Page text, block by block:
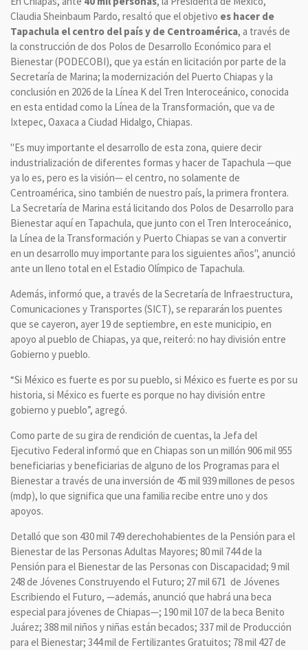
Claudia Sheinbaum Pardo, resaltó que el objetivo es hacer de
Tapachula el centro del país y de Centroamérica, a través de
la construcción de dos Polos de Desarrollo Económico para el
Bienestar (PODECOBI), que ya están en licitación por parte de la
Secretaría de Marina; la modernización del Puerto Chiapas y la
conclusión en 2026 de la Línea K del Tren Interoceánico, conocida
en esta entidad como la Línea de la Transformación, que va de
Ixtepec, Oaxaca a Ciudad Hidalgo, Chiapas.
"Es muy importante el desarrollo de esta zona, quiere decir
industrialización de diferentes formas y hacer de Tapachula —que
ya lo es, pero es la visión— el centro, no solamente de
Centroamérica, sino también de nuestro país, la primera frontera.
La Secretaría de Marina está licitando dos Polos de Desarrollo para
Bienestar aquí en Tapachula, que junto con el Tren Interoceánico,
la Línea de la Transformación y Puerto Chiapas se van a convertir
en un desarrollo muy importante para los siguientes años", anunció
ante un lleno total en el Estadio Olímpico de Tapachula.
Además, informó que, a través de la Secretaría de Infraestructura,
Comunicaciones y Transportes (SICT), se repararán los puentes
que se cayeron, ayer 19 de septiembre, en este municipio, en
apoyo al pueblo de Chiapas, ya que, reiteró: no hay división entre
Gobierno y pueblo.
“Si México es fuerte es por su pueblo, si México es fuerte es por su
historia, si México es fuerte es porque no hay división entre
gobierno y pueblo”, agregó.
Como parte de su gira de rendición de cuentas, la Jefa del
Ejecutivo Federal informó que en Chiapas son un millón 906 mil 955
beneficiarias y beneficiarias de alguno de los Programas para el
Bienestar a través de una inversión de 45 mil 939 millones de pesos
(mdp), lo que significa que una familia recibe entre uno y dos
apoyos.
Detalló que son 430 mil 749 derechohabientes de la Pensión para el
Bienestar de las Personas Adultas Mayores; 80 mil 744 de la
Pensión para el Bienestar de las Personas con Discapacidad; 9 mil
248 de Jóvenes Construyendo el Futuro; 27 mil 671 de Jóvenes
Escribiendo el Futuro, —además, anunció que habrá una beca
especial para jóvenes de Chiapas—; 190 mil 107 de la beca Benito
Juárez; 388 mil niños y niñas están becados; 337 mil de Producción
para el Bienestar; 344 mil de Fertilizantes Gratuitos; 78 mil 427 de